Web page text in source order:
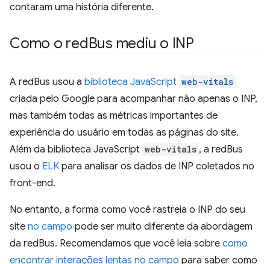
contaram uma história diferente.
Como o redBus mediu o INP
A redBus usou a biblioteca JavaScript web-vitals
criada pelo Google para acompanhar não apenas o INP,
mas também todas as métricas importantes de
experiência do usuário em todas as páginas do site.
Além da biblioteca JavaScript web-vitals , a redBus
usou o ELK para analisar os dados de INP coletados no
front-end.
No entanto, a forma como você rastreia o INP do seu
site no campo pode ser muito diferente da abordagem
da redBus. Recomendamos que você leia sobre como
encontrar interações lentas no campo para saber como